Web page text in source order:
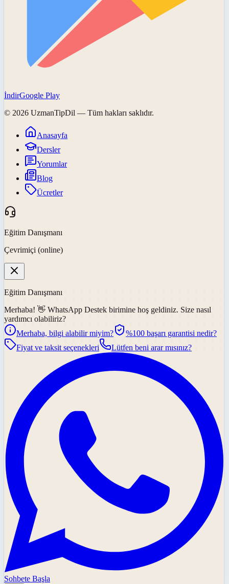
İndirGoogle Play
© 2026 UzmanTipDil — Tüm hakları saklıdır.
Anasayfa
Dersler
Yorumlar
Blog
Ücretler
Eğitim Danışmanı
Çevrimiçi (online)
Eğitim Danışmanı
Merhaba! 👋 WhatsApp Destek birimine hoş geldiniz. Size nasıl
yardımcı olabiliriz?
Merhaba, bilgi alabilir miyim?
%100 başarı garantisi nedir?
Fiyat ve taksit seçenekleri
Lütfen beni arar mısınız?
Sohbete Başla